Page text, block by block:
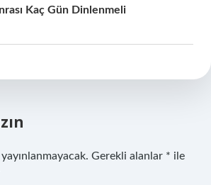
Kaç Gün Dinlenmeli
Gerekli alanlar * ile